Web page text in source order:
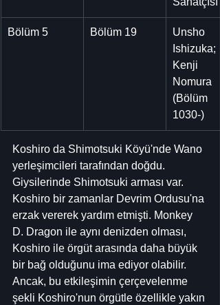
Bölüm 5 Bölüm 19
Unsho
Ishizuka;
Kenji
Nomura
(Bölüm
1030-)
Koshiro da Shimotsuki Köyü'nde Wano
yerleşimcileri tarafından doğdu.
Giysilerinde Shimotsuki arması var.
Koshiro bir zamanlar Devrim Ordusu'na
erzak vererek yardım etmişti. Monkey
D. Dragon ile aynı denizden olması,
Koshiro ile örgüt arasında daha büyük
bir bağ olduğunu ima ediyor olabilir.
Ancak, bu etkileşimin çerçevelenme
şekli Koshiro'nun örgütle özellikle yakın